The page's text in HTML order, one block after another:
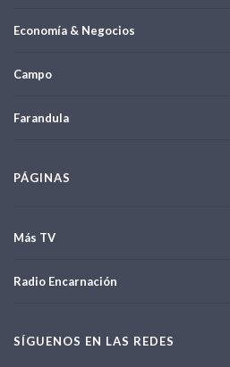
Economía & Negocios
Campo
Farandula
PÁGINAS
Más TV
Radio Encarnación
SÍGUENOS EN LAS REDES